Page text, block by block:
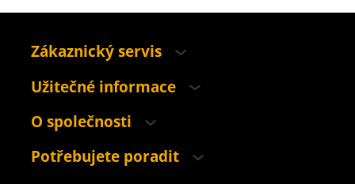
Zákaznický servis
Užitečné informace
O společnosti
Potřebujete poradit